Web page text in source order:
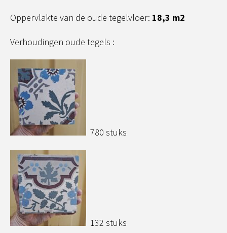
Oppervlakte van de oude tegelvloer: 18,3 m2
Verhoudingen oude tegels :
780 stuks
132 stuks